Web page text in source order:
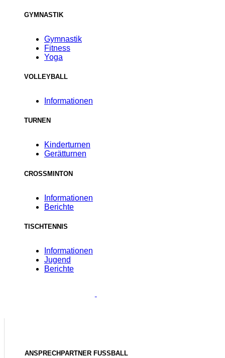
GYMNASTIK
Gymnastik
Fitness
Yoga
VOLLEYBALL
Informationen
TURNEN
Kinderturnen
Gerätturnen
CROSSMINTON
Informationen
Berichte
TISCHTENNIS
Informationen
Jugend
Berichte
ANSPRECHPARTNER FUSSBALL